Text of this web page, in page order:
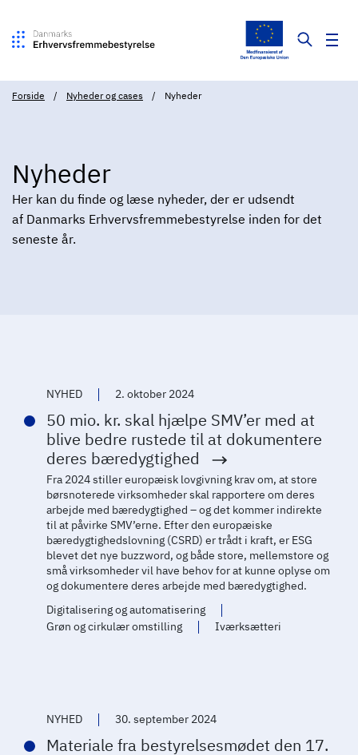
Forside Nyheder og cases Nyheder
Nyheder
Her kan du finde og læse nyheder, der er udsendt
af Danmarks Erhvervsfremmebestyrelse inden for det
seneste år.
NYHED 2. oktober 2024
50 mio. kr. skal hjælpe SMV’er med at
blive bedre rustede til at dokumentere
deres bæredygtighed
Fra 2024 stiller europæisk lovgivning krav om, at store
børsnoterede virksomheder skal rapportere om deres
arbejde med bæredygtighed – og det kommer indirekte
til at påvirke SMV’erne. Efter den europæiske
bæredygtighedslovning (CSRD) er trådt i kraft, er ESG
blevet det nye buzzword, og både store, mellemstore og
små virksomheder vil have behov for at kunne oplyse om
og dokumentere deres arbejde med bæredygtighed.
Digitalisering og automatisering
Grøn og cirkulær omstilling
Iværksætteri
NYHED 30. september 2024
Materiale fra bestyrelsesmødet den 17.